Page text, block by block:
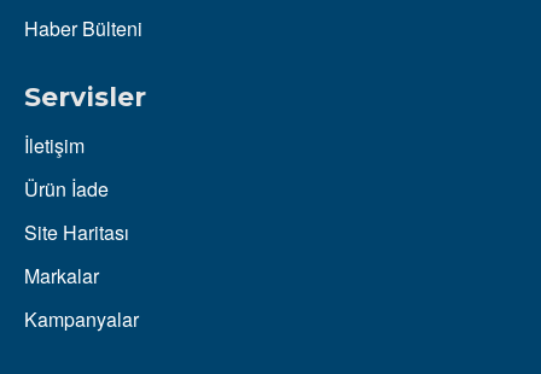
Haber Bülteni
Servisler
İletişim
Ürün İade
Site Haritası
Markalar
Kampanyalar